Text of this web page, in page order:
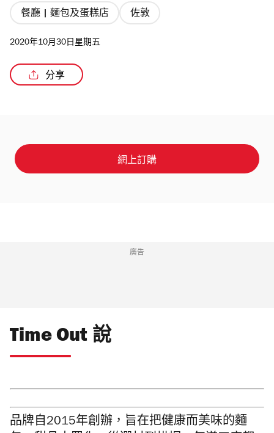
餐廳 | 麵包及蛋糕店 佐敦
2020年10月30日星期五
分享
網上訂購
廣告
Time Out 說
品牌自2015年創辦， 旨在把健康而美味的麵